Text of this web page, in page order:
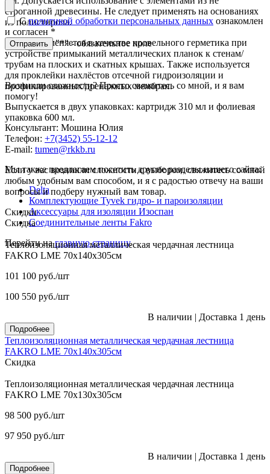
строганной древесины. Не следует применять на основаниях
из полистирола.
Также применяется в качестве кровельного герметика при
устройстве примыканий металлических планок к стенам/
трубам на плоских и скатных крышах. Также используется
для проклейки нахлёстов отсечной гидроизоляции и
профилированных/дренажных мембран.
Выпускается в двух упаковках: картридж 310 мл и фолиевая
упаковка 600 мл.
Мы также предлагаем посетить другие разделы нашего сайта:
Delta
Комплектующие Tyvek гидро- и пароизоляции
Аксессуары для изоляции Изоспан
Соединительные ленты Fakro
Перейти наглавную страницу.
Сполитикой обработки персональных данных ознакомлен
и согласен *
Отправить "*" - обязательное поле
Возникли сложности? Просто свяжитесь со мной, и я вам
помогу!
Консультант: Мошина Юлия
Телефон: +7(3452) 55-12-12
E-mail: tumen@rkkb.ru
Если у вас возникли сложности с выбором, свяжитесь со мной
любым удобным вам способом, и я с радостью отвечу на ваши
вопросы и подберу нужный вам товар.
Скидки
Скидка
Теплоизоляционная металлическая чердачная лестница
FAKRO LME 70х140х305см
101 100 руб./шт
100 550 руб./шт
В наличии
Доставка 1 день
Подробнее
Теплоизоляционная металлическая чердачная лестница
FAKRO LME 70х140х305см
Скидка
Теплоизоляционная металлическая чердачная лестница
FAKRO LME 70х130х305см
98 500 руб./шт
97 950 руб./шт
В наличии
Доставка 1 день
Подробнее